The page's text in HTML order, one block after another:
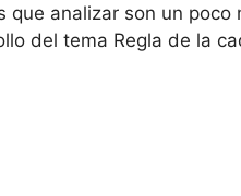
analizar son un
del tema Regla de la